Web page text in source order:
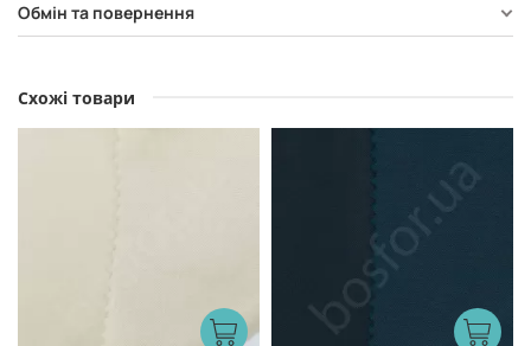
Обмін та повернення
Схожі товари